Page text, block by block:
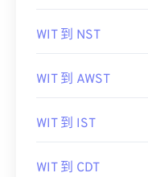
WIT 到 NST
WIT 到 AWST
WIT 到 IST
WIT 到 CDT